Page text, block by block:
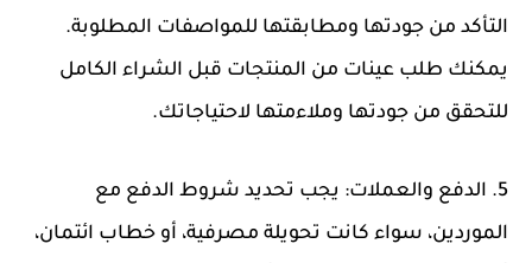
التأكد من جودتها ومطابقتها للمواصفات المطلوبة.
يمكنك طلب عينات من المنتجات قبل الشراء الكامل
للتحقق من جودتها وملاءمتها لاحتياجاتك.
5. الدفع والعملات: يجب تحديد شروط الدفع مع
الموردين، سواء كانت تحويلة مصرفية، أو خطاب ائتمان،